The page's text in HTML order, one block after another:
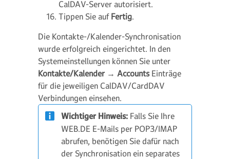
CalDAV-Server autorisiert.
Tippen Sie auf Fertig.
Die Kontakte-/Kalender-Synchronisation
wurde erfolgreich eingerichtet. In den
Systemeinstellungen können Sie unter
Kontakte/Kalender → AccountsEinträge
für die jeweiligen CalDAV/CardDAV
Verbindungen einsehen.
Wichtiger Hinweis: Falls Sie Ihre
WEB.DE E-Mails per POP3/IMAP
abrufen, benötigen Sie dafür nach
der Synchronisation ein separates